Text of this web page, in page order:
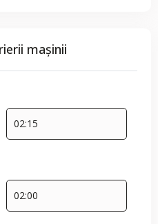
mașinii